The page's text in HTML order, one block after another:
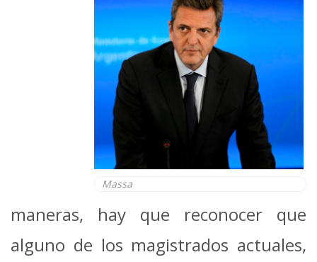
Massa
maneras, hay que reconocer que
alguno de los magistrados actuales,